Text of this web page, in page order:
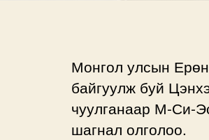
Монгол улсын
байгуулж буй
чуулганаар М-Си-
шагнал олголоо.